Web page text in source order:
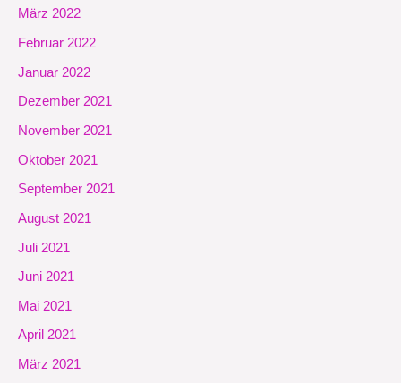
März 2022
Februar 2022
Januar 2022
Dezember 2021
November 2021
Oktober 2021
September 2021
August 2021
Juli 2021
Juni 2021
Mai 2021
April 2021
März 2021